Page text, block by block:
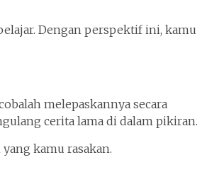
Dengan perspektif ini, kamu
melepaskannya secara
cerita lama di dalam pikiran.
kamu rasakan.